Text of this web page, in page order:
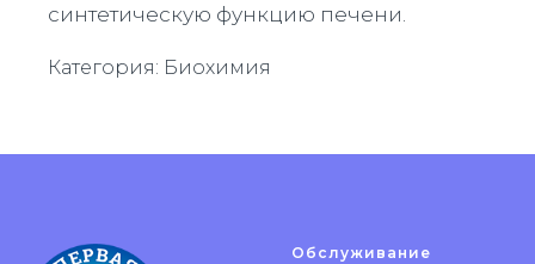
синтетическую функцию печени.
Категория: Биохимия
Обслуживание